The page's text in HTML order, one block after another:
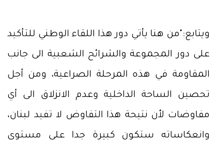
ويتابع:"من هنا يأتي دور هذا اللقاء الوطني للتأكيد
على دور المجموعة والشرائح الشعبية الى جانب
المقاومة في هذه المرحلة الصراعية، ومن أجل
تحصين الساحة الداخلية وعدم الانزلاق الى أي
مفاوضات لأن نتيحة هذا التفاوض لا تفيد لبنان،
وانعكاساته ستكون كبيرة جدا على مستوى